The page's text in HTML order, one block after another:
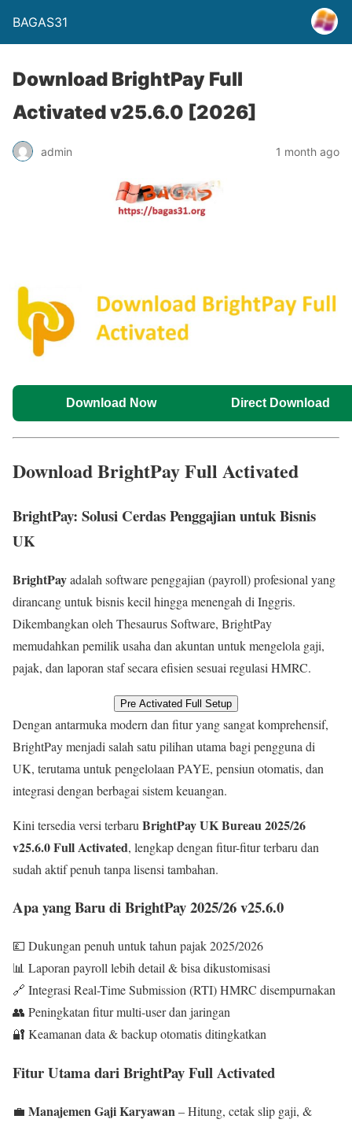
BAGAS31
Download BrightPay Full
Activated v25.6.0 [2026]
admin 1 month ago
Download Now Direct Download
Download BrightPay Full Activated
BrightPay: Solusi Cerdas Penggajian untuk Bisnis
UK
BrightPayadalah software penggajian (payroll) profesional yang
dirancang untuk bisnis kecil hingga menengah di Inggris.
Dikembangkan oleh Thesaurus Software, BrightPay
memudahkan pemilik usaha dan akuntan untuk mengelola gaji,
pajak, dan laporan staf secara efisien sesuai regulasi HMRC.
Pre Activated Full Setup
Dengan antarmuka modern dan fitur yang sangat komprehensif,
BrightPay menjadi salah satu pilihan utama bagi pengguna di
UK, terutama untuk pengelolaan PAYE, pensiun otomatis, dan
integrasi dengan berbagai sistem keuangan.
Kini tersedia versi terbaru BrightPay UK Bureau 2025/26
v25.6.0 Full Activated, lengkap dengan fitur-fitur terbaru dan
sudah aktif penuh tanpa lisensi tambahan.
Apa yang Baru di BrightPay 2025/26 v25.6.0
💷 Dukungan penuh untuk tahun pajak 2025/2026
📊 Laporan payroll lebih detail & bisa dikustomisasi
🔗 Integrasi Real-Time Submission (RTI) HMRC disempurnakan
👥 Peningkatan fitur multi-user dan jaringan
🔐 Keamanan data & backup otomatis ditingkatkan
Fitur Utama dari BrightPay Full Activated
💼 Manajemen Gaji Karyawan – Hitung, cetak slip gaji, &